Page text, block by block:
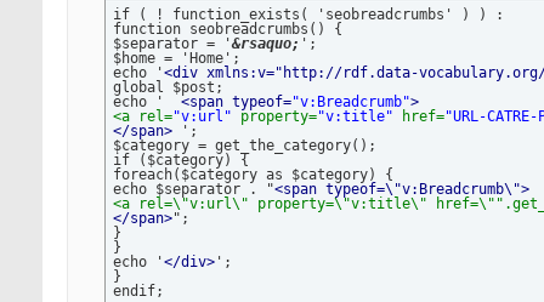
if ( ! function_exists( 'seobreadcrumbs' ) ) :
function seobreadcrumbs() {
$separator = '&rsaquo; ';
$home = 'Home';
echo ' <div xmlns:v="http://rdf.data-
global $post;
echo ' <span typeof="v:Breadcrumb">
<a rel="v:url" property="v:title" href="URL-CATRE-
</span> ';
$category = get_the_category();
if ($category) {
foreach($category as $category) {
echo $separator . "<span typeof=\"v:Breadcrumb\">
<a rel=\"v:url\" property=\"v:title\"
</span>";
}
}
echo ' </div> ';
}
endif;